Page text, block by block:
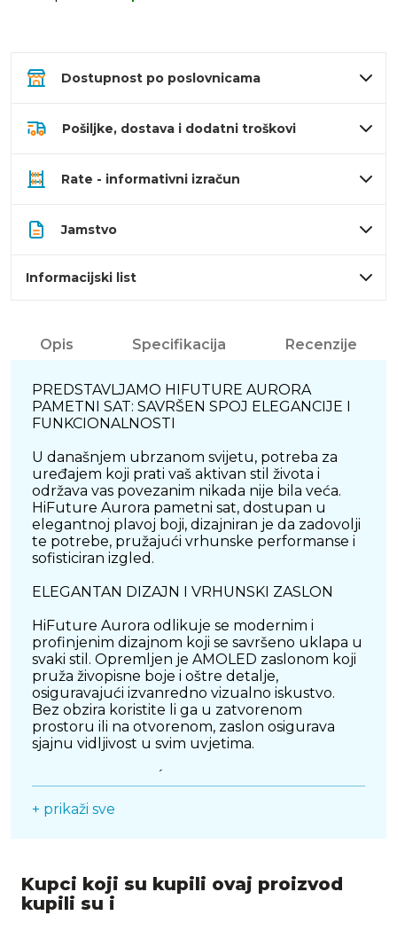
Dostupnost po poslovnicama
Pošiljke, dostava i dodatni troškovi
Rate - informativni izračun
Jamstvo
Informacijski list
Opis Specifikacija Recenzije
PREDSTAVLJAMO HIFUTURE AURORA
PAMETNI SAT: SAVRŠEN SPOJ ELEGANCIJE I
FUNKCIONALNOSTI
U današnjem ubrzanom svijetu, potreba za
uređajem koji prati vaš aktivan stil života i
održava vas povezanim nikada nije bila veća.
HiFuture Aurora pametni sat, dostupan u
elegantnoj plavoj boji, dizajniran je da zadovolji
te potrebe, pružajući vrhunske performanse i
sofisticiran izgled.
ELEGANTAN DIZAJN I VRHUNSKI ZASLON
HiFuture Aurora odlikuje se modernim i
profinjenim dizajnom koji se savršeno uklapa u
svaki stil. Opremljen je AMOLED zaslonom koji
pruža živopisne boje i oštre detalje,
osiguravajući izvanredno vizualno iskustvo.
Bez obzira koristite li ga u zatvorenom
prostoru ili na otvorenom, zaslon osigurava
sjajnu vidljivost u svim uvjetima.
Ovaj pametni sat opremljen je naprednim
Praćenje otkucaja srca: Kontinuirano praćenje
srčanog ritma pomaže vam razumjeti svoje
kardiovaskularno zdravlje tijekom različitih
+ prikaži sve
Kupci koji su kupili ovaj proizvod
kupili su i